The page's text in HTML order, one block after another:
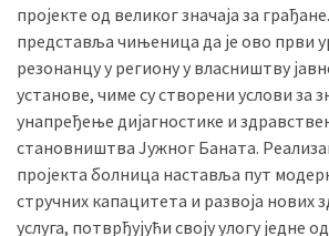
пројекте од великог значаја за
представља чињеница да је ово први
резонанцу у региону у власништву
установе, чиме су створени услови за
унапређење дијагностике и
становништва Јужног Баната.
пројекта болница наставља пут
стручних капацитета и развоја нових
услуга, потврђујући своју улогу једне